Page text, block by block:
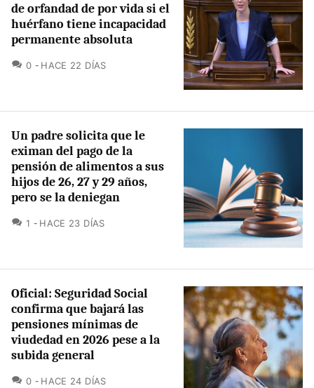
de orfandad de por vida si el
huérfano tiene incapacidad
permanente absoluta
0 COMENTARIOS
HACE 22 DÍAS
Un padre solicita que le
eximan del pago de la
pensión de alimentos a sus
hijos de 26, 27 y 29 años,
pero se la deniegan
1 COMENTARIOS
HACE 23 DÍAS
Oficial: Seguridad Social
confirma que bajará las
pensiones mínimas de
viudedad en 2026 pese a la
subida general
0 COMENTARIOS
HACE 24 DÍAS